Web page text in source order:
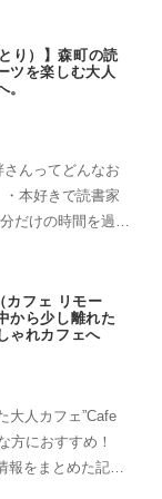
り）】森町の読
ツを楽しむ大人
。
んってどんなお
カフェ リモー
から少し離れた
ゃれカフェへ
大人カフェ”Cafe
報をまとめた記事